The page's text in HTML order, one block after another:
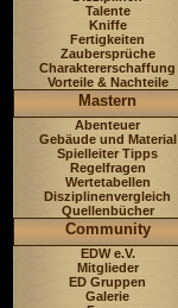
Talente
Kniffe
Fertigkeiten
Zaubersprüche
Charaktererschaffung
Vorteile & Nachteile
Mastern
Abenteuer
Gebäude und Material
Spielleiter Tipps
Regelfragen
Wertetabellen
Disziplinenvergleich
Quellenbücher
Community
EDW e.V.
Mitglieder
ED Gruppen
Galerie